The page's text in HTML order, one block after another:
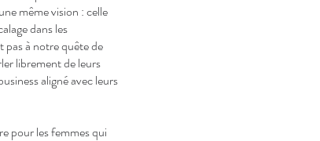
même vision : celle
dans les
pas à notre quête de
librement de leurs
aligné avec leurs
pour les femmes qui